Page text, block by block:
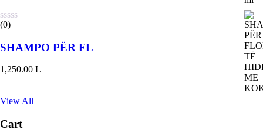
(0)
SHAMPO PËR FL
1,250.00 L
View All
Cart